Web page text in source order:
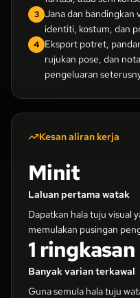
3 Jana dan bandingkan
identiti, kostum, dan
4 Eksport potret,
rujukan pose, dan
pengeluaran
Kesan aliran kerja
Minit
Laluan pertama watak
Dapatkan hala tuju visual
memulakan pusingan
1 ringkasan
Banyak varian terkawal
Guna semula hala tuju